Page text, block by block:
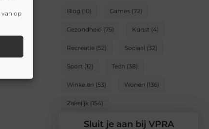
op
Blog (10) Games (72)
Gezondheid (75) Kunst (4)
Recreatie (52) Sociaal (32)
Sport (12) Tech (38)
Winkelen (53) Wonen (136)
Zakelijk (154)
Sluit je aan bij VPRA